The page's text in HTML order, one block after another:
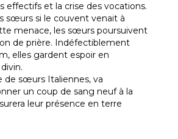
effectifs et la crise des vocations.
sœurs si le couvent venait à
menace, les sœurs poursuivent
de prière. Indéfectiblement
elles gardent espoir en
de sœurs Italiennes, va
un coup de sang neuf à la
leur présence en terre